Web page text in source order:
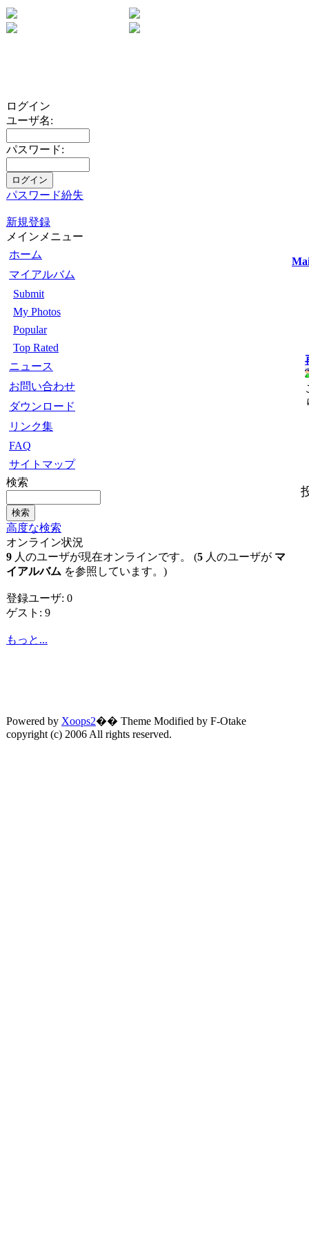
ログイン
ユーザ名:
パスワード:
パスワード紛失
新規登録
メインメニュー
ホーム
マイアルバム
Submit
My Photos
Popular
Top Rated
ニュース
お問い合わせ
ダウンロード
リンク集
FAQ
サイトマップ
検索
高度な検索
オンライン状況
9 人のユーザが現在オンラインです。 (5 人のユーザが マ
イアルバム を参照しています。)
登録ユーザ: 0
ゲスト: 9
もっと...
Powered by Xoops2�� Theme Modified by F-Otake
copyright (c) 2006 All rights reserved.